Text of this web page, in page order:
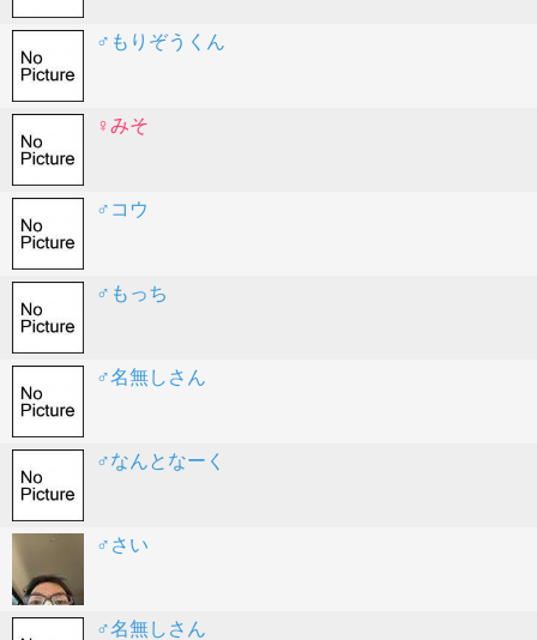
♂もりぞうくん
♀みそ
♂コウ
♂もっち
♂名無しさん
♂なんとなーく
♂さい
♂名無しさん